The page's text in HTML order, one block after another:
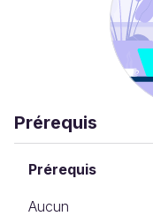
Prérequis
Prérequis
Aucun